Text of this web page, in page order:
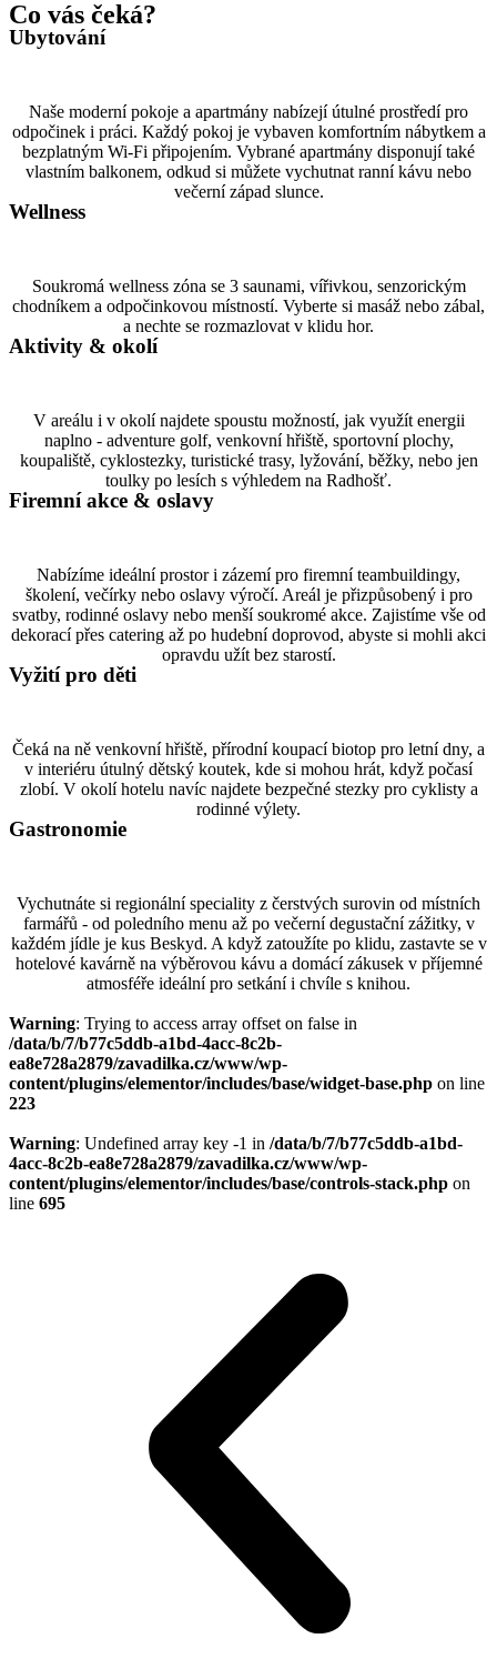
Co vás čeká?
Ubytování
Naše moderní pokoje a apartmány nabízejí útulné prostředí pro
odpočinek i práci. Každý pokoj je vybaven komfortním nábytkem a
bezplatným Wi-Fi připojením. Vybrané apartmány disponují také
vlastním balkonem, odkud si můžete vychutnat ranní kávu nebo
večerní západ slunce.
Wellness
Soukromá wellness zóna se 3 saunami, vířivkou, senzorickým
chodníkem a odpočinkovou místností. Vyberte si masáž nebo zábal,
a nechte se rozmazlovat v klidu hor.
Aktivity & okolí
V areálu i v okolí najdete spoustu možností, jak využít energii
naplno - adventure golf, venkovní hřiště, sportovní plochy,
koupaliště, cyklostezky, turistické trasy, lyžování, běžky, nebo jen
toulky po lesích s výhledem na Radhošť.
Firemní akce & oslavy
Nabízíme ideální prostor i zázemí pro firemní teambuildingy,
školení, večírky nebo oslavy výročí. Areál je přizpůsobený i pro
svatby, rodinné oslavy nebo menší soukromé akce. Zajistíme vše od
dekorací přes catering až po hudební doprovod, abyste si mohli akci
opravdu užít bez starostí.
Vyžití pro děti
Čeká na ně venkovní hřiště, přírodní koupací biotop pro letní dny, a
v interiéru útulný dětský koutek, kde si mohou hrát, když počasí
zlobí. V okolí hotelu navíc najdete bezpečné stezky pro cyklisty a
rodinné výlety.
Gastronomie
Vychutnáte si regionální speciality z čerstvých surovin od místních
farmářů - od poledního menu až po večerní degustační zážitky, v
každém jídle je kus Beskyd. A když zatoužíte po klidu, zastavte se v
hotelové kavárně na výběrovou kávu a domácí zákusek v příjemné
atmosféře ideální pro setkání i chvíle s knihou.
Warning: Trying to access array offset on false in
/data/b/7/b77c5ddb-a1bd-4acc-8c2b-
ea8e728a2879/zavadilka.cz/www/wp-
content/plugins/elementor/includes/base/widget-base.php on line
223
Warning: Undefined array key -1 in /data/b/7/b77c5ddb-a1bd-
4acc-8c2b-ea8e728a2879/zavadilka.cz/www/wp-
content/plugins/elementor/includes/base/controls-stack.php on
line 695